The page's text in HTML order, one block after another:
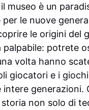
museo è un
per le nuove
le origini del
palpabile: potrete
volta hanno
giocatori e i
generazioni.
non solo di